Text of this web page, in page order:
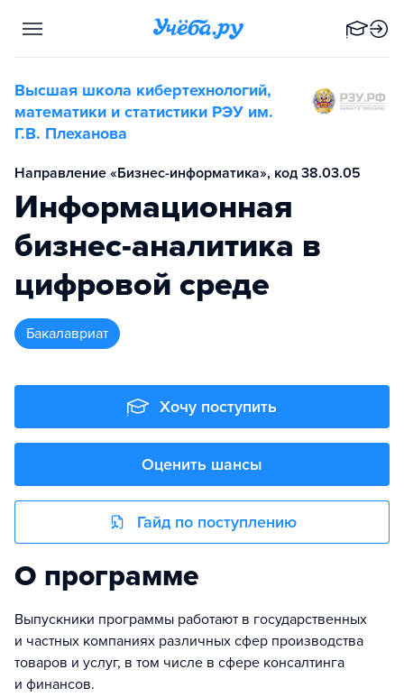
Высшая школа кибертехнологий,
математики и статистики РЭУ им.
Г.В. Плеханова
Направление «Бизнес-информатика», код 38.03.05
Информационная
бизнес-аналитика в
цифровой среде
бакалавриат
Хочу поступить
Оценить шансы
Гайд по поступлению
О программе
Выпускники программы работают в государственных
и частных компаниях различных сфер производства
товаров и услуг, в том числе в сфере консалтинга
и финансов.